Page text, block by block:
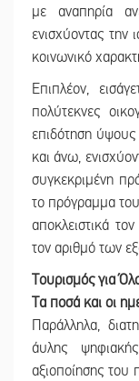
με αναπηρία
ενισχύοντας την
κοινωνικό
Επιπλέον,
πολύτεκνες
επιδότηση
και άνω,
συγκεκριμένη
το πρόγραμμα
αποκλειστικά
τον αριθμό των
Τουρισμός για
Τα ποσά και οι
Παράλληλα,
άυλης
αξιοποίησης του